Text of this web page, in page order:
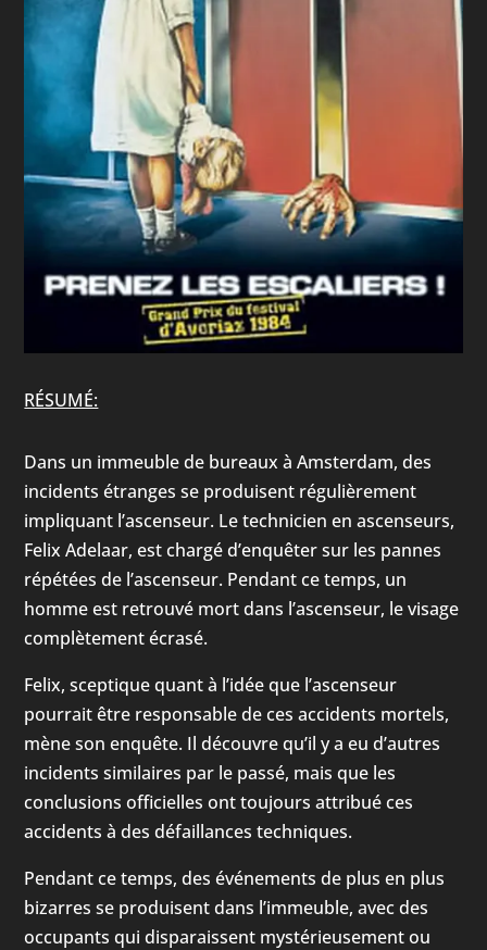
RÉSUMÉ:
Dans un immeuble de bureaux à Amsterdam, des
incidents étranges se produisent régulièrement
impliquant l’ascenseur. Le technicien en ascenseurs,
Felix Adelaar, est chargé d’enquêter sur les pannes
répétées de l’ascenseur. Pendant ce temps, un
homme est retrouvé mort dans l’ascenseur, le visage
complètement écrasé.
Felix, sceptique quant à l’idée que l’ascenseur
pourrait être responsable de ces accidents mortels,
mène son enquête. Il découvre qu’il y a eu d’autres
incidents similaires par le passé, mais que les
conclusions officielles ont toujours attribué ces
accidents à des défaillances techniques.
Pendant ce temps, des événements de plus en plus
bizarres se produisent dans l’immeuble, avec des
occupants qui disparaissent mystérieusement ou